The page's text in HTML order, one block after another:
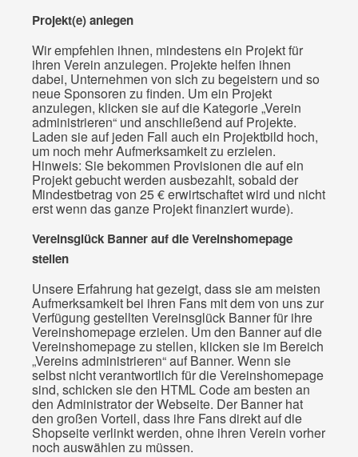
Projekt(e) anlegen
Wir empfehlen ihnen, mindestens ein Projekt für
ihren Verein anzulegen. Projekte helfen ihnen
dabei, Unternehmen von sich zu begeistern und so
neue Sponsoren zu finden. Um ein Projekt
anzulegen, klicken sie auf die Kategorie „Verein
administrieren“ und anschließend auf Projekte.
Laden sie auf jeden Fall auch ein Projektbild hoch,
um noch mehr Aufmerksamkeit zu erzielen.
Hinweis: Sie bekommen Provisionen die auf ein
Projekt gebucht werden ausbezahlt, sobald der
Mindestbetrag von 25 € erwirtschaftet wird und nicht
erst wenn das ganze Projekt finanziert wurde).
Vereinsglück Banner auf die Vereinshomepage
stellen
Unsere Erfahrung hat gezeigt, dass sie am meisten
Aufmerksamkeit bei ihren Fans mit dem von uns zur
Verfügung gestellten Vereinsglück Banner für ihre
Vereinshomepage erzielen. Um den Banner auf die
Vereinshomepage zu stellen, klicken sie im Bereich
„Vereins administrieren“ auf Banner. Wenn sie
selbst nicht verantwortlich für die Vereinshomepage
sind, schicken sie den HTML Code am besten an
den Administrator der Webseite. Der Banner hat
den großen Vorteil, dass ihre Fans direkt auf die
Shopseite verlinkt werden, ohne ihren Verein vorher
noch auswählen zu müssen.